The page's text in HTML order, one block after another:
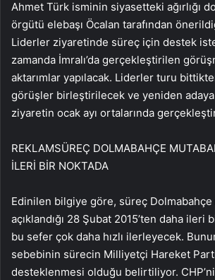
Ahmet Türk isminin siyasetteki ağırlığı
örgütü elebaşı Öcalan tarafından
Liderler ziyaretinde süreç için destek
zamanda İmralı’da gerçekleştirilen
aktarımlar yapılacak. Liderler turu
görüşler birleştirilecek ve yeniden
ziyaretin ocak ayı ortalarında
REKLAMSÜREÇ DOLMABAHÇE
İLERİ BİR NOKTADA
Edinilen bilgiye göre, süreç Dolmabahçe
açıklandığı 28 Şubat 2015’ten daha ileri
bu sefer çok daha hızlı ilerleyecek.
sebebinin sürecin Milliyetçi Hareket
desteklenmesi olduğu belirtiliyor.